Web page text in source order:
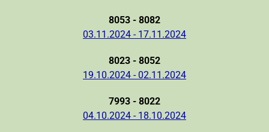
8053 - 8082
03.11.2024 - 17.11.2024
8023 - 8052
19.10.2024 - 02.11.2024
7993 - 8022
04.10.2024 - 18.10.2024